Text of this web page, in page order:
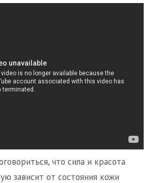
что сила и красота
зависит от состояния кожи